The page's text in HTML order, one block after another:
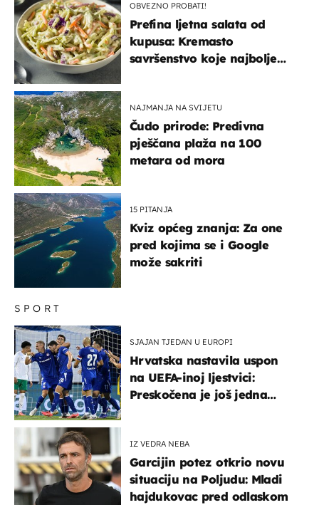
SPORT
SJAJAN TJEDAN U EUROPI
Hrvatska nastavila uspon
na UEFA-inoj ljestvici:
Preskočena je još jedna
IZ VEDRA NEBA
Garcijin potez otkrio novu
situaciju na Poljudu: Mladi
hajdukovac pred odlaskom
OBVEZNO PROBATI!
Prefina ljetna salata od
kupusa: Kremasto
savršenstvo koje najbolje
NAJMANJA NA SVIJETU
Čudo prirode: Predivna
pješčana plaža na 100
metara od mora
15 PITANJA
Kviz općeg znanja: Za one
pred kojima se i Google
može sakriti